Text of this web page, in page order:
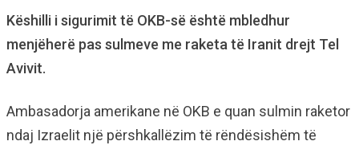
Këshilli i sigurimit të OKB-së është mbledhur
menjëherë pas sulmeve me raketa të Iranit drejt Tel
Avivit.
Ambasadorja amerikane në OKB e quan sulmin raketor
ndaj Izraelit një përshkallëzim të rëndësishëm të